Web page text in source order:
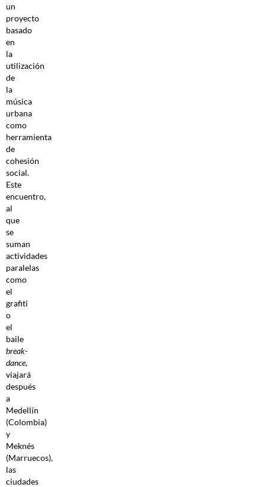
un
proyecto
basado
en
la
utilización
de
la
música
urbana
como
herramienta
de
cohesión
social.
Este
encuentro,
al
que
se
suman
actividades
paralelas
como
el
grafiti
o
el
baile
break-
dance,
viajará
después
a
Medellín
(Colombia)
y
Meknés
(Marruecos),
las
ciudades